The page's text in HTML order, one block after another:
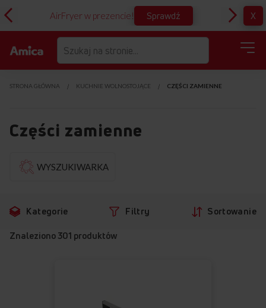
AirFryer w prezencie! Sprawdź X
STRONA GŁÓWNA KUCHNIE WOLNOSTOJĄCE CZĘŚCI ZAMIENNE
Części zamienne
WYSZUKIWARKA
Kategorie Filtry Sortowanie
Znaleziono 301 produktów
Przejdź